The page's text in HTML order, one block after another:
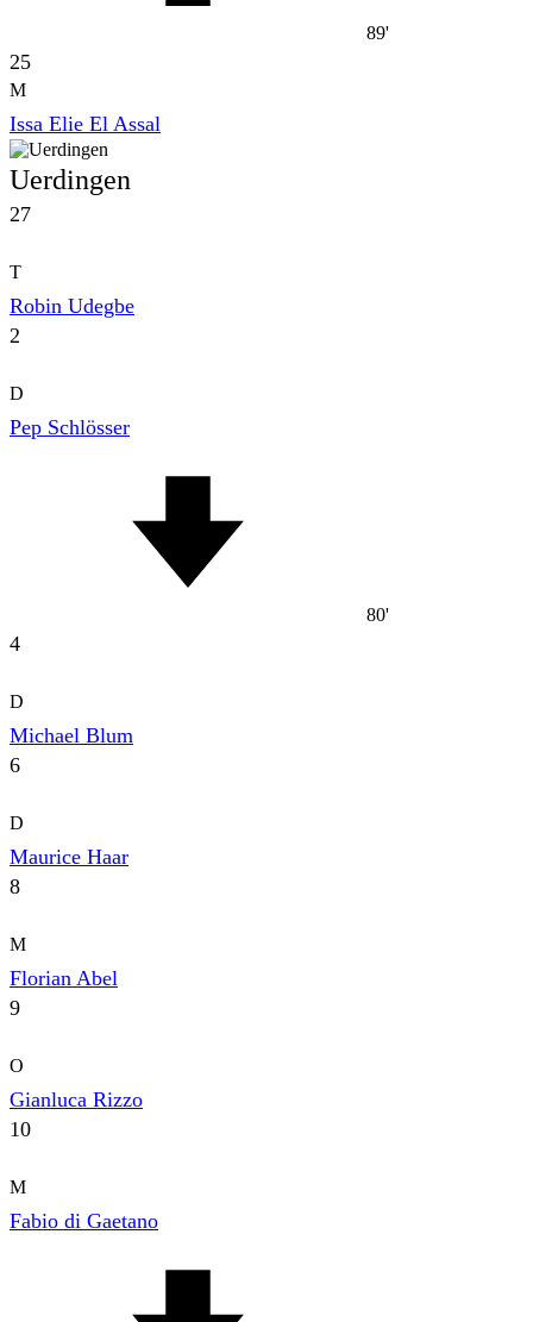
89'
25
M
Issa Elie El Assal
Uerdingen
27
T
Robin Udegbe
2
D
Pep Schlösser
80'
4
D
Michael Blum
6
D
Maurice Haar
8
M
Florian Abel
9
O
Gianluca Rizzo
10
M
Fabio di Gaetano